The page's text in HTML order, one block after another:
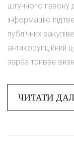
штучного газону
інформацію
публічних
антикорупційний
зараз триває
ЧИТАТИ